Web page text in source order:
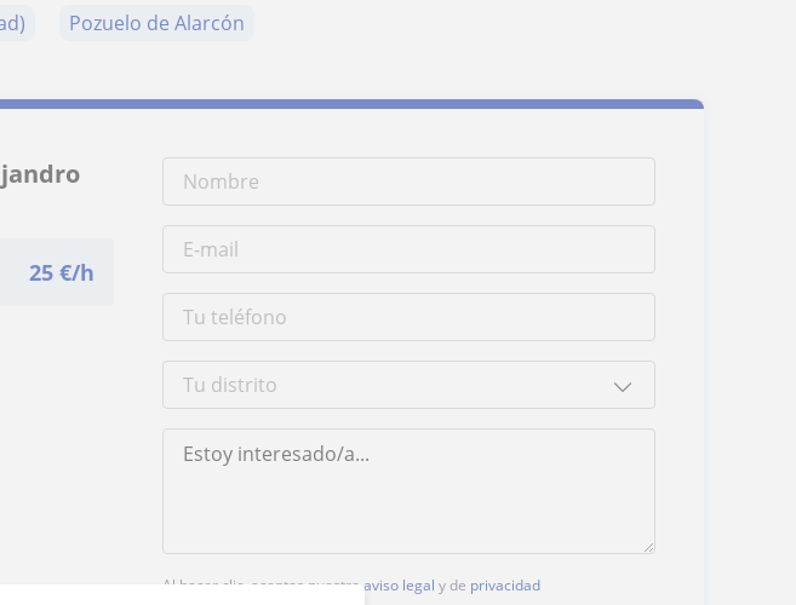
Pozuelo de Alarcón
25 €/h
Al hacer clic, aceptas nuestroaviso legal y de privacidad